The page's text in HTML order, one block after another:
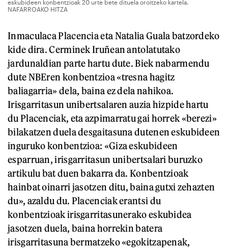
eskubideen konbentzioak 20 urte bete dituela oroitzeko kartela.
NAFARROAKO HITZA
Inmaculaca Placencia eta Natalia Guala batzordeko
kide dira. Cerminek Iruñean antolatutako
jardunaldian parte hartu dute. Biek nabarmendu
dute NBEren konbentzioa «tresna hagitz
baliagarria» dela, baina ez dela nahikoa.
Irisgarritasun unibertsalaren auzia hizpide hartu
du Placenciak, eta azpimarratu gai horrek «berezi»
bilakatzen duela desgaitasuna dutenen eskubideen
inguruko konbentzioa: «Giza eskubideen
esparruan, irisgarritasun unibertsalari buruzko
artikulu bat duen bakarra da. Konbentzioak
hainbat oinarri jasotzen ditu, baina gutxi zehazten
du», azaldu du. Placenciak erantsi du
konbentzioak irisgarritasunerako eskubidea
jasotzen duela, baina horrekin batera
irisgarritasuna bermatzeko «egokitzapenak,